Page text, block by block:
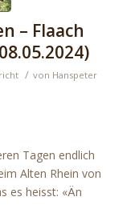
– Flaach
/ von Hanspeter
Tagen endlich
Alten Rhein von
es heisst: «Än